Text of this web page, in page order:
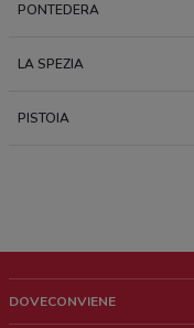
PONTEDERA
LA SPEZIA
PISTOIA
DOVECONVIENE